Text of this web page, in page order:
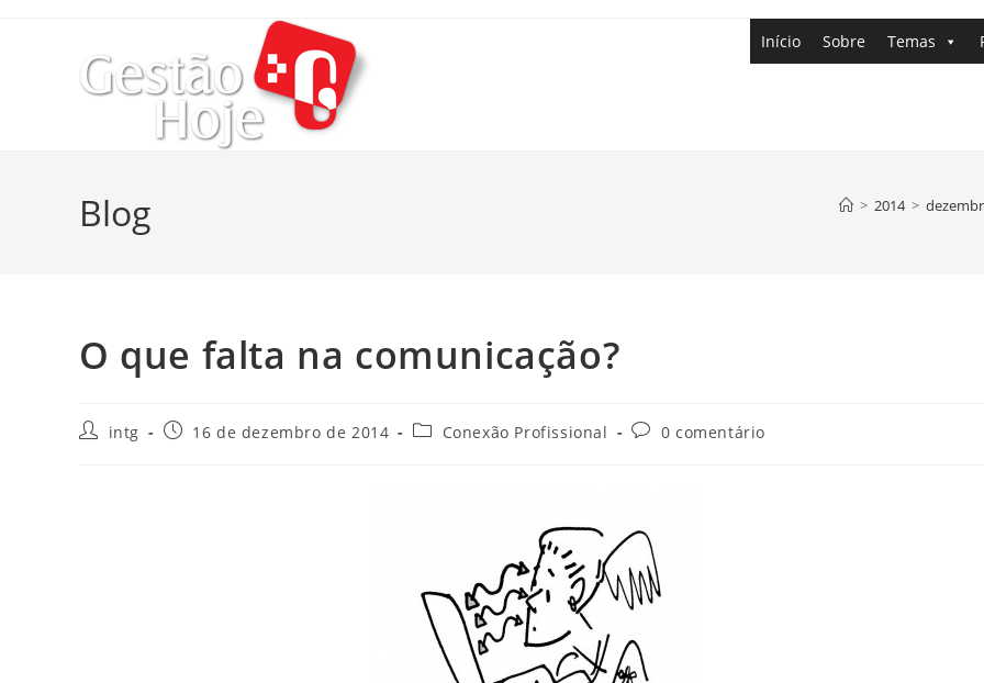
Início Sobre Temas
Blog > 2014 >
O que falta na comunicação?
intg 16 de dezembro de 2014 Conexão Profissional 0 comentário